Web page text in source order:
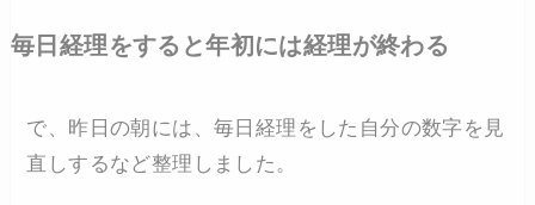
毎日経理をすると年初には経理が終わる
で、昨日の朝には、毎日経理をした自分の数字を見
直しするなど整理しました。